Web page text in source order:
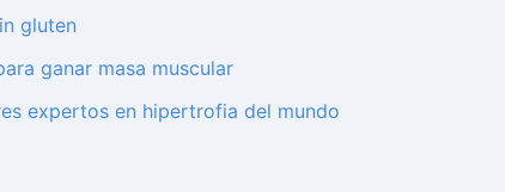
gluten
ganar masa muscular
expertos en hipertrofia del mundo